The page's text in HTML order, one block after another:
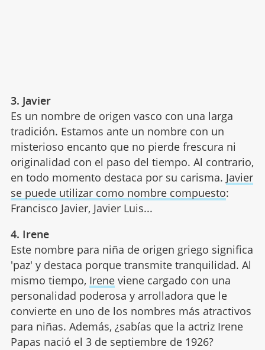
3. Javier
Es un nombre de origen vasco con una larga
tradición. Estamos ante un nombre con un
misterioso encanto que no pierde frescura ni
originalidad con el paso del tiempo. Al contrario,
en todo momento destaca por su carisma. Javier
se puede utilizar como nombre compuesto:
Francisco Javier, Javier Luis...
4. Irene
Este nombre para niña de origen griego significa
'paz' y destaca porque transmite tranquilidad. Al
mismo tiempo, Ireneviene cargado con una
personalidad poderosa y arrolladora que le
convierte en uno de los nombres más atractivos
para niñas. Además, ¿sabías que la actriz Irene
Papas nació el 3 de septiembre de 1926?